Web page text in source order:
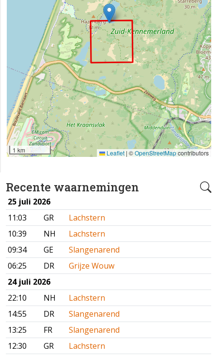
Recente waarnemingen
25 juli 2026
11:03
GR
Lachstern
10:39
NH
Lachstern
09:34
GE
Slangenarend
06:25
DR
Grijze Wouw
24 juli 2026
22:10
NH
Lachstern
14:55
DR
Slangenarend
13:25
FR
Slangenarend
12:30
GR
Lachstern
1 km Leaflet | ©OpenStreetMapcontributors